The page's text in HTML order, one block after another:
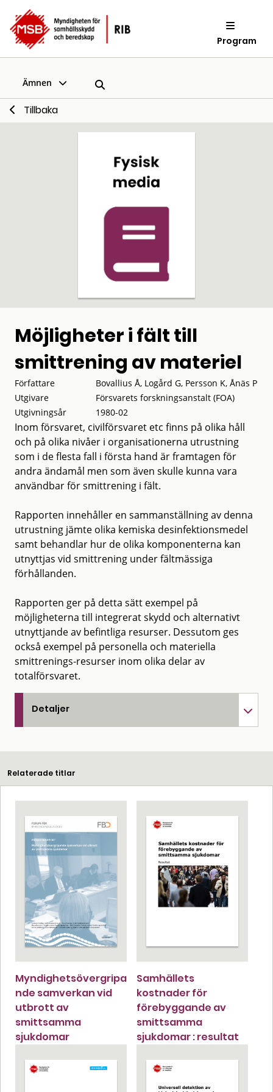
Program
Ämnen
Tillbaka
Möjligheter i fält till
smittrening av materiel
Författare
Bovallius Å, Logård G, Persson K, Ånäs P
Utgivare
Försvarets forskningsanstalt (FOA)
Utgivningsår
1980-02
Inom försvaret, civilförsvaret etc finns på olika håll
och på olika nivåer i organisationerna utrustning
som i de flesta fall i första hand är framtagen för
andra ändamål men som även skulle kunna vara
användbar för smittrening i fält.
Rapporten innehåller en sammanställning av denna
utrustning jämte olika kemiska desinfektionsmedel
samt behandlar hur de olika komponenterna kan
utnyttjas vid smittrening under fältmässiga
förhållanden.
Rapporten ger på detta sätt exempel på
möjligheterna till integrerat skydd och alternativt
utnyttjande av befintliga resurser. Dessutom ges
också exempel på personella och materiella
smittrenings-resurser inom olika delar av
totalförsvaret.
Detaljer
Relaterade titlar
Myndighetsövergripa
nde samverkan vid
utbrott av
smittsamma
sjukdomar
Samhällets
kostnader för
förebyggande av
smittsamma
sjukdomar : resultat